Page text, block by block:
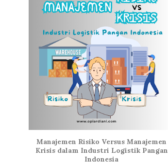
Manajemen Risiko Versus Manajemen
Krisis dalam Industri Logistik Pangan
Indonesia